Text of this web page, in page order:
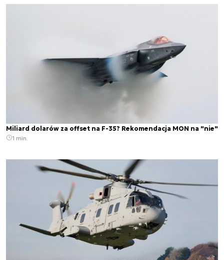
Miliard dolarów za offset na F-35? Rekomendacja MON na "nie"
1 min.